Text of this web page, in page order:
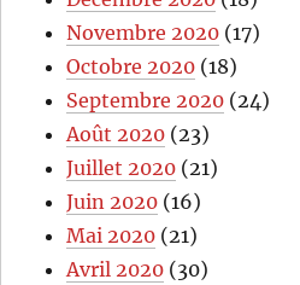
Novembre 2020 (17)
Octobre 2020 (18)
Septembre 2020 (24)
Août 2020 (23)
Juillet 2020 (21)
Juin 2020 (16)
Mai 2020 (21)
Avril 2020 (30)